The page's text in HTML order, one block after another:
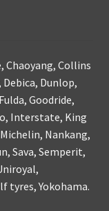
Chaoyang, Collins
Dunlop,
Goodride,
Interstate, King
Nankang,
Sava, Semperit,
tyres, Yokohama.